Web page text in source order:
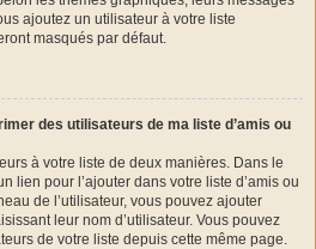
ajoutez un utilisateur à votre liste
masqués par défaut.
des utilisateurs de ma liste d’amis ou
à votre liste de deux manières. Dans le
lien pour l’ajouter dans votre liste d’amis ou
de l’utilisateur, vous pouvez ajouter
leur nom d’utilisateur. Vous pouvez
de votre liste depuis cette même page.